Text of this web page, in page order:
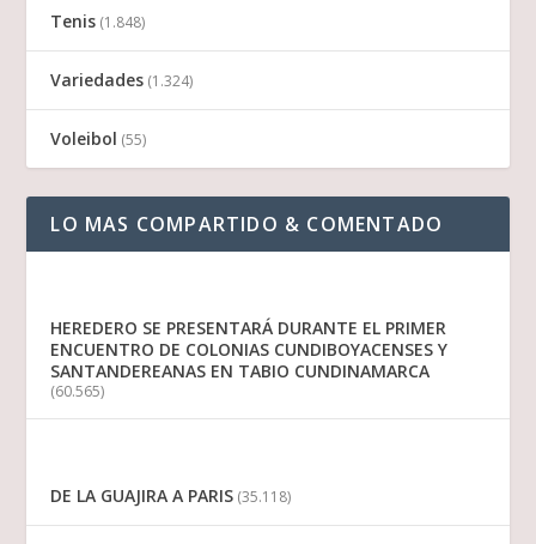
Tenis (1.848)
Variedades (1.324)
Voleibol (55)
LO MAS COMPARTIDO & COMENTADO
HEREDERO SE PRESENTARÁ DURANTE EL PRIMER
ENCUENTRO DE COLONIAS CUNDIBOYACENSES Y
SANTANDEREANAS EN TABIO CUNDINAMARCA
(60.565)
DE LA GUAJIRA A PARIS (35.118)